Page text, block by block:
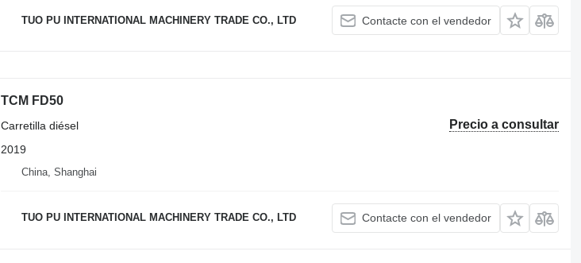
TUO PU INTERNATIONAL MACHINERY TRADE CO., LTD Contacte con el vendedor
TCM FD50
Precio a consultar
Carretilla diésel
2019
China, Shanghai
TUO PU INTERNATIONAL MACHINERY TRADE CO., LTD Contacte con el vendedor